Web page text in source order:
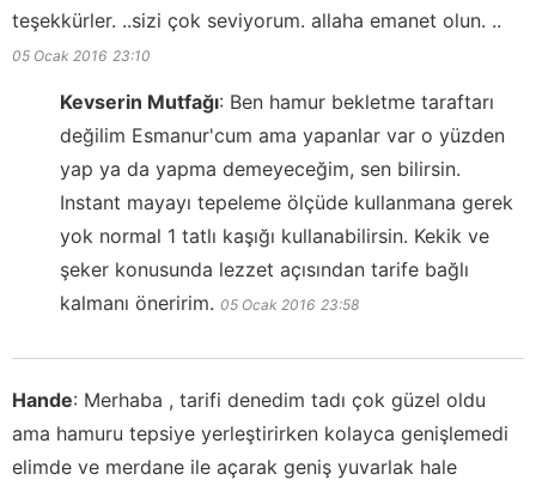
teşekkürler. ..sizi çok seviyorum. allaha emanet olun. ..
05 Ocak 2016 23:10
Kevserin Mutfağı: Ben hamur bekletme taraftarı
değilim Esmanur'cum ama yapanlar var o yüzden
yap ya da yapma demeyeceğim, sen bilirsin.
Instant mayayı tepeleme ölçüde kullanmana gerek
yok normal 1 tatlı kaşığı kullanabilirsin. Kekik ve
şeker konusunda lezzet açısından tarife bağlı
kalmanı öneririm. 05 Ocak 2016 23:58
Hande: Merhaba , tarifi denedim tadı çok güzel oldu
ama hamuru tepsiye yerleştirirken kolayca genişlemedi
elimde ve merdane ile açarak geniş yuvarlak hale